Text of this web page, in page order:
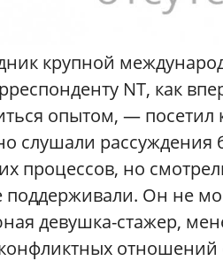
крупной
NT, как
опытом, —
слушали
процессов, но
Он не
девушка-стажер,
отношений